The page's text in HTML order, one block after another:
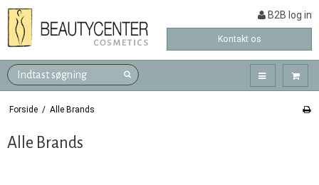
B2B log in
Kontakt os
Forside / Alle Brands
Alle Brands